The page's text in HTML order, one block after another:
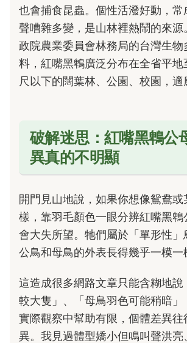
也會捕食昆蟲。個性活潑好動，常
聲嘈雜多變，是山林裡熱鬧的來源
政院農業委員會林務局的台灣生物
料，紅嘴黑鵯廣泛分布在全省平地
尺以下的闊葉林、公園、校園，適
破解迷思：紅嘴黑鵯公
異真的不明顯
開門見山地說，如果你想像鴛鴦或
樣，靠羽毛顏色一眼分辨紅嘴黑鵯
會大失所望。牠們屬於「單形性」
公鳥和母鳥的外表長得幾乎一模一
這造成很多網路文章只能含糊地說
較大隻」、「母鳥羽色可能稍暗」
實際觀察中幫助有限，個體差異往
異。我見過體型嬌小但鳴叫聲洪亮